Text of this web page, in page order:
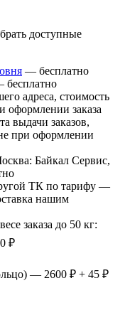
доступные
— бесплатно
бесплатно
адреса, стоимость
оформлении заказа
выдачи заказов,
при оформлении
Байкал Сервис,
ТК по тарифу —
нашим
заказа до 50 кг:
₽
— 2600 ₽ + 45 ₽